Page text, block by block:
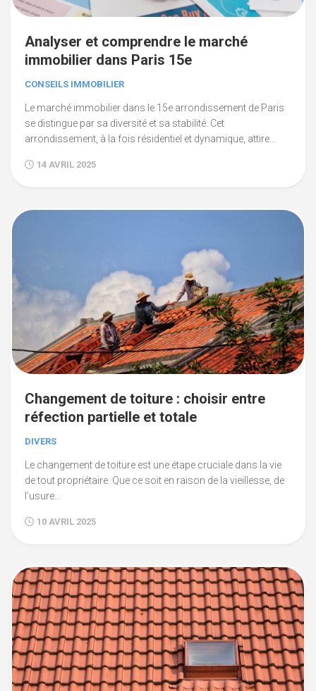
Analyser et comprendre le marché
immobilier dans Paris 15e
CONSEILS IMMOBILIER
Le marché immobilier dans le 15e arrondissement de Paris
se distingue par sa diversité et sa stabilité. Cet
arrondissement, à la fois résidentiel et dynamique, attire...
14 AVRIL 2025
Changement de toiture : choisir entre
réfection partielle et totale
DIVERS
Le changement de toiture est une étape cruciale dans la vie
de tout propriétaire. Que ce soit en raison de la vieillesse, de
l’usure...
10 AVRIL 2025